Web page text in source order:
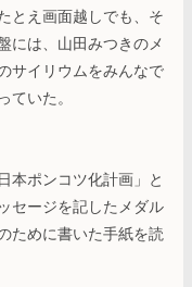
とえ画面越しでも、そ
には、山田みつきのメ
サイリウムをみんなで
いた。
本ポンコツ化計画」と
セージを記したメダル
ために書いた手紙を読